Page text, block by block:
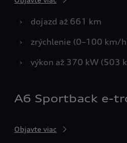
›
dojazd až 661 km
›
zrýchlenie (0–100 km/
›
výkon až 370 kW (503
A6 Sportback e-
Objavte viac